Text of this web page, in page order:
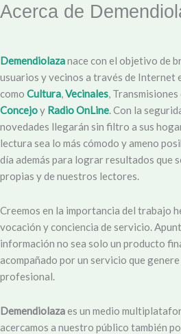
Acerca de
Demendiolazanace con el objetivo de
usuarios y vecinos a través de Internet
como Cultura Vecinales ,
Concejoy Radio OnLine . Con la
novedades llegarán sin filtro a sus
lectura sea lo más cómodo y ameno
día además para lograr resultados que
propias y de nuestros lectores.
Creemos en la importancia del trabajo
vocación y conciencia de servicio.
información no sea solo un producto
acompañado por un servicio que
profesional.
Demendiolazaes un medio
acercamos a nuestro público también